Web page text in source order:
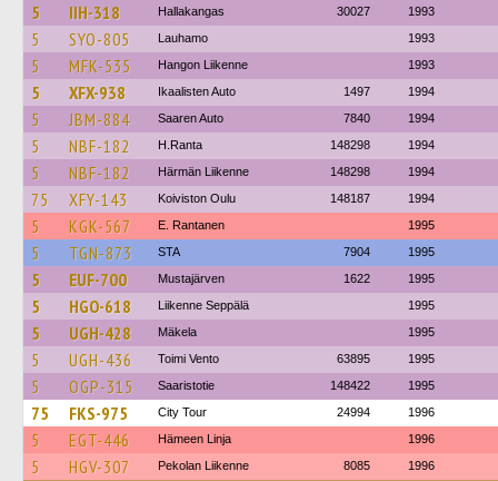
5 IIH-318 Hallakangas 30027 1993
5 SYO-805 Lauhamo 1993
5 MFK-535 Hangon Liikenne 1993
5 XFX-938 Ikaalisten Auto 1497 1994
5 JBM-884 Saaren Auto 7840 1994
5 NBF-182 H.Ranta 148298 1994
5 NBF-182 Härmän Liikenne 148298 1994
75 XFY-143 Koiviston Oulu 148187 1994
5 KGK-567 E. Rantanen 1995
5 TGN-873 STA 7904 1995
5 EUF-700 Mustajärven 1622 1995
5 HGO-618 Liikenne Seppälä 1995
5 UGH-428 Mäkela 1995
5 UGH-436 Toimi Vento 63895 1995
5 OGP-315 Saaristotie 148422 1995
75 FKS-975 City Tour 24994 1996
5 EGT-446 Hämeen Linja 1996
5 HGV-307 Pekolan Liikenne 8085 1996